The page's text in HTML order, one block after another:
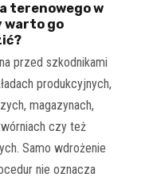
terenowego w
warto go
przed szkodnikami
produkcyjnych,
magazynach,
czy też
Samo wdrożenie
nie oznacza